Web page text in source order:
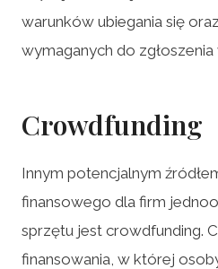
warunków ubiegania się
wymaganych do zgłoszenia
Crowdfunding
Innym potencjalnym
finansowego dla firm
sprzętu jest crowdfunding.
finansowania, w której